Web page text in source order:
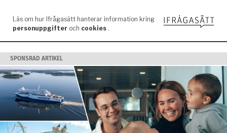
SPONSRAD ARTIKEL